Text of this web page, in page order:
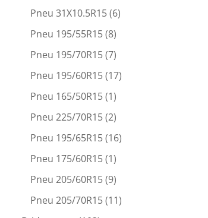
Pneu 31X10.5R15(6)
Pneu 195/55R15(8)
Pneu 195/70R15(7)
Pneu 195/60R15(17)
Pneu 165/50R15(1)
Pneu 225/70R15(2)
Pneu 195/65R15(16)
Pneu 175/60R15(1)
Pneu 205/60R15(9)
Pneu 205/70R15(11)